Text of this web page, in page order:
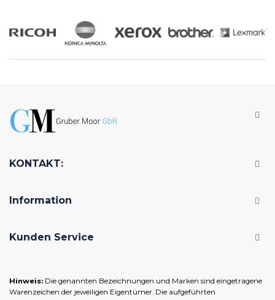
KONTAKT:
Information
Kunden Service
Hinweis: Die genannten Bezeichnungen und Marken sind eingetragene
Warenzeichen der jeweiligen Eigentümer. Die aufgeführten